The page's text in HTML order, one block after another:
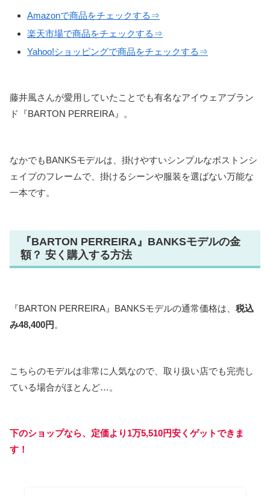
Amazonで商品をチェックする⇒
楽天市場で商品をチェックする⇒
Yahoo!ショッピングで商品をチェックする⇒
藤井風さんが愛用していたことでも有名なアイウェアブラン
ド『BARTON PERREIRA』。
なかでもBANKSモデルは、掛けやすいシンプルなボストンシ
ェイプのフレームで、掛けるシーンや服装を選ばない万能な
一本です。
『BARTON PERREIRA』BANKSモデルの金
額？ 安く購入する方法
『BARTON PERREIRA』BANKSモデルの通常価格は、 税込
み48,400円 。
こちらのモデルは非常に人気なので、取り扱い店でも完売し
ている場合がほとんど…。
下のショップなら、定価より1万5,510円安くゲットできま
す！